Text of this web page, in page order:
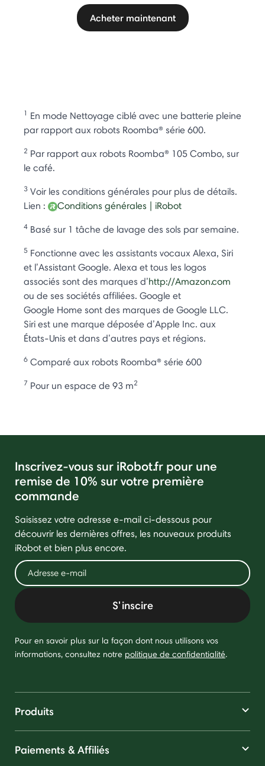
Acheter maintenant
1 En mode Nettoyage ciblé avec une batterie pleine
par rapport aux robots Roomba® série 600.
2 Par rapport aux robots Roomba® 105 Combo, sur
le café.
3 Voir les conditions générales pour plus de détails.
Lien :
Conditions générales | iRobot
4 Basé sur 1 tâche de lavage des sols par semaine.
5 Fonctionne avec les assistants vocaux Alexa, Siri
et l’Assistant Google. Alexa et tous les logos
associés sont des marques d’http://Amazon.com
ou de ses sociétés affiliées. Google et
Google Home sont des marques de Google LLC.
Siri est une marque déposée d’Apple Inc. aux
États-Unis et dans d’autres pays et régions.
6 Comparé aux robots Roomba® série 600
7 Pour un espace de 93 m2
Inscrivez-vous sur iRobot.fr pour une
remise de 10% sur votre première
commande
Saisissez votre adresse e-mail ci-dessous pour
découvrir les dernières offres, les nouveaux produits
iRobot et bien plus encore.
S'inscire
Pour en savoir plus sur la façon dont nous utilisons vos
informations, consultez notre politique de confidentialité.
Produits
Paiements & Affiliés